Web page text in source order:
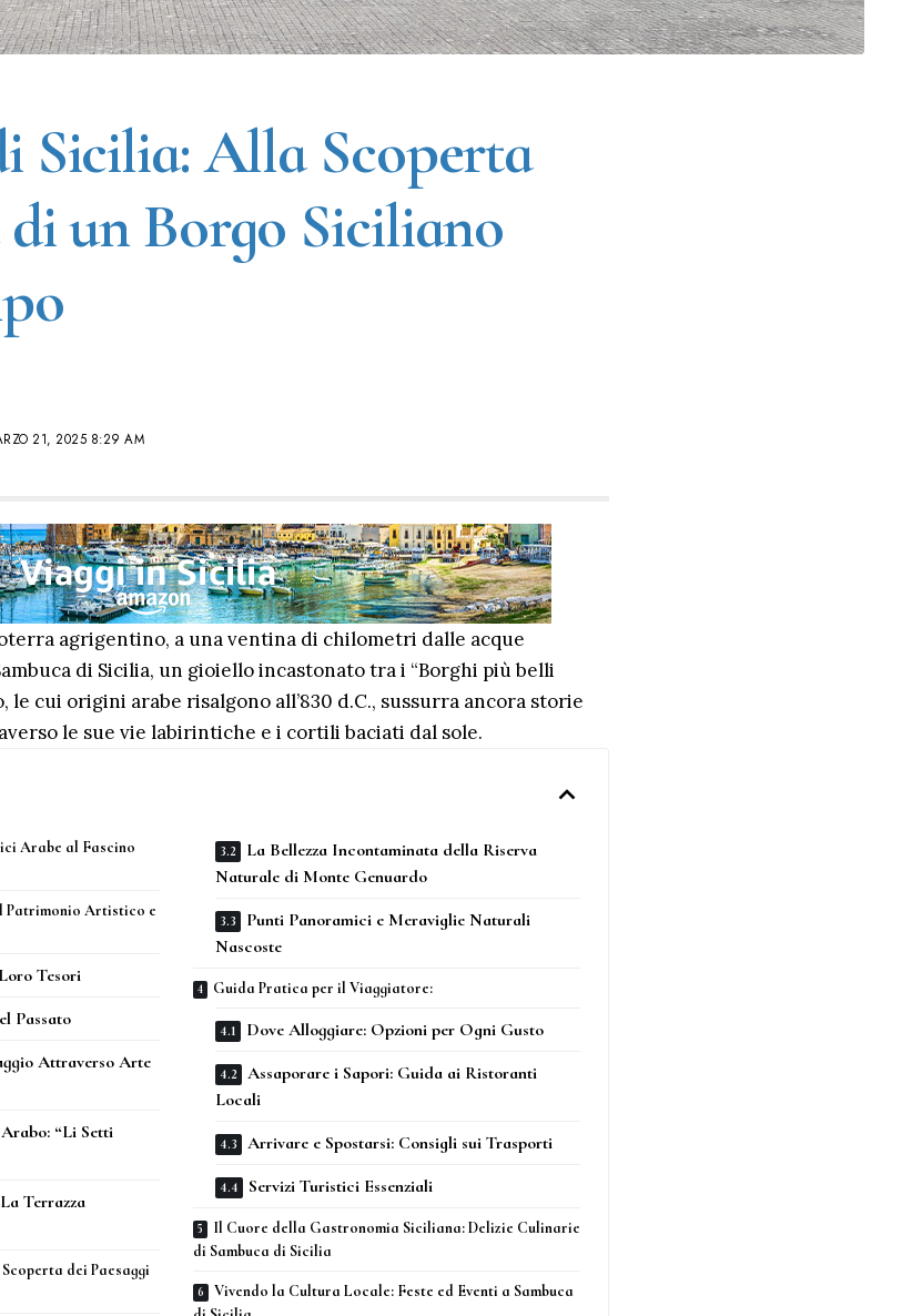
Sicilia: Alla Scoperta
di un Borgo Siciliano
21, 2025 8:29 AM
agrigentino, a una ventina di chilometri dalle acque
di Sicilia, un gioiello incastonato tra i “Borghi più belli
le cui origini arabe risalgono all’830 d.C., sussurra ancora storie
le sue vie labirintiche e i cortili baciati dal sole.
Arabe al Fascino
Patrimonio Artistico e
Tesori
Passato
Attraverso Arte
“Li Setti
Terrazza
dei Paesaggi
La Bellezza Incontaminata della Riserva
Naturale di Monte Genuardo
Punti Panoramici e Meraviglie Naturali
Nascoste
Guida Pratica per il Viaggiatore:
Dove Alloggiare: Opzioni per Ogni Gusto
Assaporare i Sapori: Guida ai Ristoranti
Locali
Arrivare e Spostarsi: Consigli sui Trasporti
Servizi Turistici Essenziali
Il Cuore della Gastronomia Siciliana: Delizie Culinarie
di Sambuca di Sicilia
Vivendo la Cultura Locale: Feste ed Eventi a Sambuca